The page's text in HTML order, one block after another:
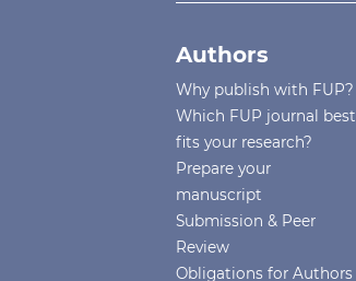
Authors
Why publish with FUP?
Which FUP journal best
fits your research?
Prepare your
manuscript
Submission & Peer
Review
Obligations for Authors